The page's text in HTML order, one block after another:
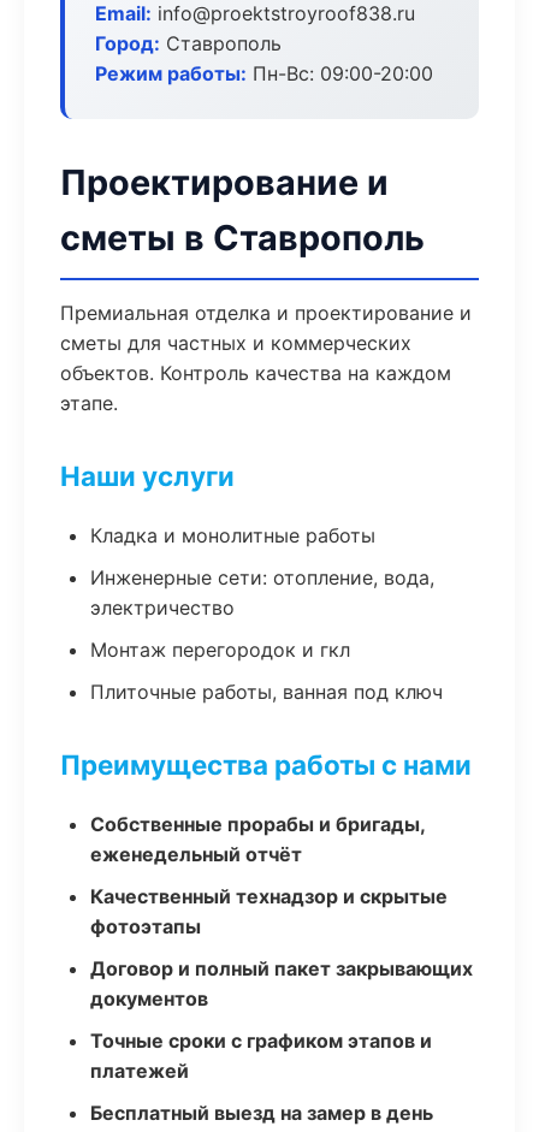
Email: info@proektstroyroof838.ru
Город: Ставрополь
Режим работы: Пн-Вс: 09:00-20:00
Проектирование и
сметы в Ставрополь
Премиальная отделка и проектирование и
сметы для частных и коммерческих
объектов. Контроль качества на каждом
этапе.
Наши услуги
Кладка и монолитные работы
Инженерные сети: отопление, вода,
электричество
Монтаж перегородок и гкл
Плиточные работы, ванная под ключ
Преимущества работы с нами
Собственные прорабы и бригады,
еженедельный отчёт
Качественный технадзор и скрытые
фотоэтапы
Договор и полный пакет закрывающих
документов
Точные сроки с графиком этапов и
платежей
Бесплатный выезд на замер в день